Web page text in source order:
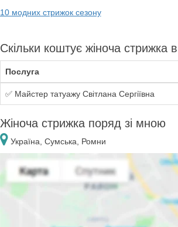
10 модних стрижок сезону
Скільки коштує жіноча стрижка
Послуга
✅ Майстер татуажу Світлана Сергіївна
Жіноча стрижка поряд зі мною
Україна, Сумська, Ромни